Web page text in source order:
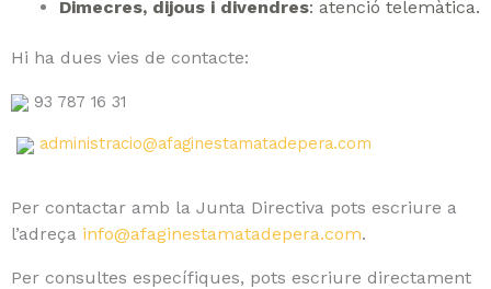
Dimecres, dijous i divendres: atenció telemàtica.
Hi ha dues vies de contacte:
93 787 16 31
administracio@afaginestamatadepera.com
Per contactar amb la Junta Directiva pots escriure a
l’adreça info@afaginestamatadepera.com.
Per consultes específiques, pots escriure directament